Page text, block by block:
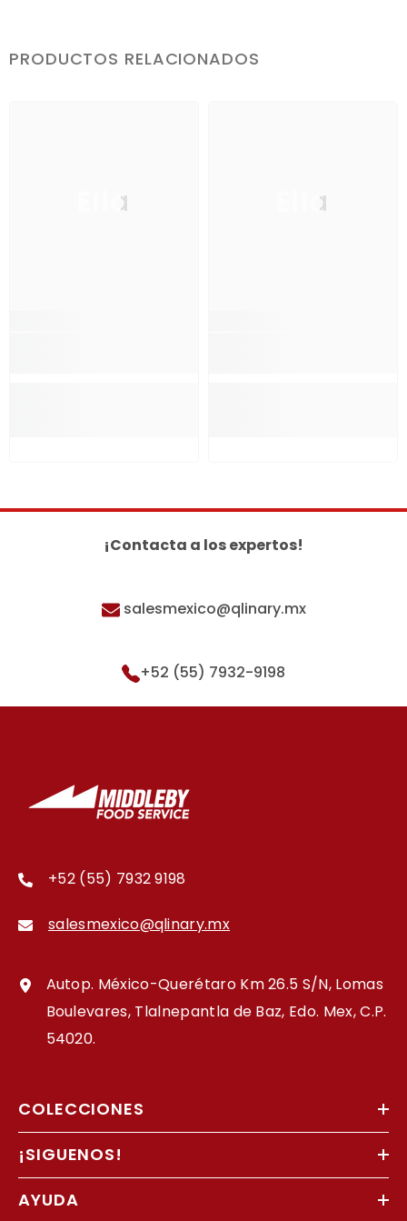
PRODUCTOS RELACIONADOS
Ella Ella
¡Contacta a los expertos!
salesmexico@qlinary.mx
+52 (55) 7932-9198
+52 (55) 7932 9198
salesmexico@qlinary.mx
Autop. México-Querétaro Km 26.5 S/N, Lomas
Boulevares, Tlalnepantla de Baz, Edo. Mex, C.P.
54020.
COLECCIONES
¡SIGUENOS!
AYUDA